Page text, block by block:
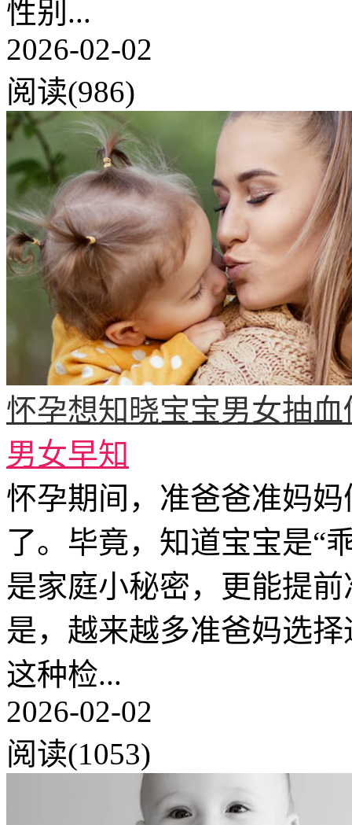
性别...
2026-02-02
阅读(986)
怀孕想知晓宝宝男女抽
男女早知
怀孕期间，准爸爸准妈
了。毕竟，知道宝宝是“
是家庭小秘密，更能提
是，越来越多准爸妈选
这种检...
2026-02-02
阅读(1053)